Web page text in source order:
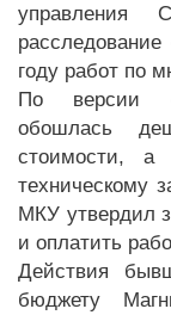
управления
году работ по
По версии
обошлась
стоимости, а
техническому
МКУ утвердил
и оплатить
Действия
бюджету